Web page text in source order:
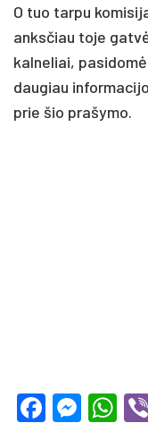
O tuo tarpu
anksčiau toje
kalneliai,
daugiau
prie šio prašymo.